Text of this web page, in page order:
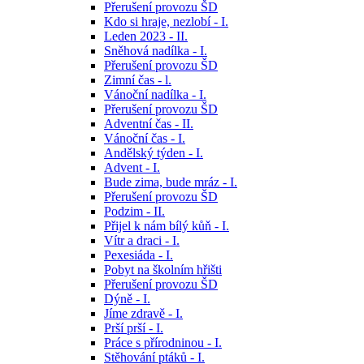
Přerušení provozu ŠD
Kdo si hraje, nezlobí - I.
Leden 2023 - II.
Sněhová nadílka - I.
Přerušení provozu ŠD
Zimní čas - l.
Vánoční nadílka - I.
Přerušení provozu ŠD
Adventní čas - II.
Vánoční čas - I.
Andělský týden - I.
Advent - I.
Bude zima, bude mráz - I.
Přerušení provozu ŠD
Podzim - II.
Přijel k nám bílý kůň - I.
Vítr a draci - I.
Pexesiáda - I.
Pobyt na školním hřišti
Přerušení provozu ŠD
Dýně - I.
Jíme zdravě - I.
Prší prší - I.
Práce s přírodninou - I.
Stěhování ptáků - I.